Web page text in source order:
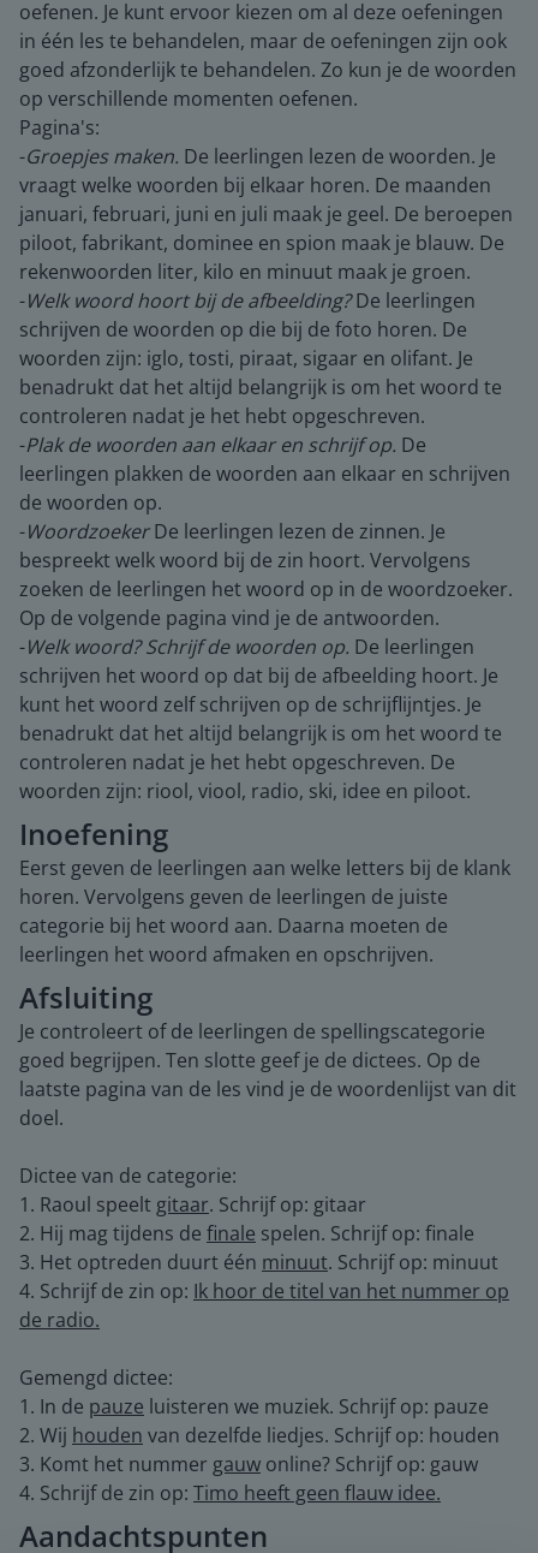
oefenen. Je kunt ervoor kiezen om al deze oefeningen
in één les te behandelen, maar de oefeningen zijn ook
goed afzonderlijk te behandelen. Zo kun je de woorden
op verschillende momenten oefenen.
Pagina's:
-Groepjes maken. De leerlingen lezen de woorden. Je
vraagt welke woorden bij elkaar horen. De maanden
januari, februari, juni en juli maak je geel. De beroepen
piloot, fabrikant, dominee en spion maak je blauw. De
rekenwoorden liter, kilo en minuut maak je groen.
-Welk woord hoort bij de afbeelding?De leerlingen
schrijven de woorden op die bij de foto horen. De
woorden zijn: iglo, tosti, piraat, sigaar en olifant. Je
benadrukt dat het altijd belangrijk is om het woord te
controleren nadat je het hebt opgeschreven.
-Plak de woorden aan elkaar en schrijf op. De
leerlingen plakken de woorden aan elkaar en schrijven
de woorden op.
-WoordzoekerDe leerlingen lezen de zinnen. Je
bespreekt welk woord bij de zin hoort. Vervolgens
zoeken de leerlingen het woord op in de woordzoeker.
Op de volgende pagina vind je de antwoorden.
-Welk woord? Schrijf de woorden op. De leerlingen
schrijven het woord op dat bij de afbeelding hoort. Je
kunt het woord zelf schrijven op de schrijflijntjes. Je
benadrukt dat het altijd belangrijk is om het woord te
controleren nadat je het hebt opgeschreven. De
woorden zijn: riool, viool, radio, ski, idee en piloot.
Inoefening
Eerst geven de leerlingen aan welke letters bij de klank
horen. Vervolgens geven de leerlingen de juiste
categorie bij het woord aan. Daarna moeten de
leerlingen het woord afmaken en opschrijven.
Afsluiting
Je controleert of de leerlingen de spellingscategorie
goed begrijpen. Ten slotte geef je de dictees. Op de
laatste pagina van de les vind je de woordenlijst van dit
doel.
Dictee van de categorie:
1. Raoul speelt gitaar. Schrijf op: gitaar
2. Hij mag tijdens de finale spelen. Schrijf op: finale
3. Het optreden duurt één minuut. Schrijf op: minuut
4. Schrijf de zin op: Ik hoor de titel van het nummer op
de radio.
Gemengd dictee:
1. In de pauze luisteren we muziek. Schrijf op: pauze
2. Wij houden van dezelfde liedjes. Schrijf op: houden
3. Komt het nummer gauw online? Schrijf op: gauw
4. Schrijf de zin op: Timo heeft geen flauw idee.
Aandachtspunten